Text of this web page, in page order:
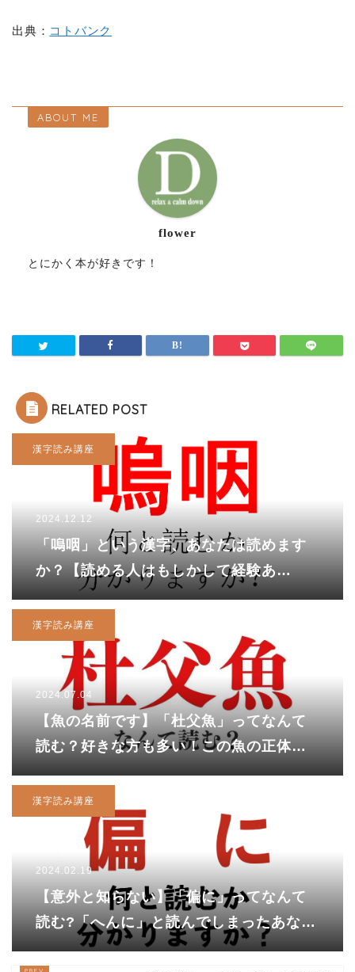
出典： コトバンク
ABOUT ME
flower
とにかく本が好きです！
RELATED POST
漢字読み講座
2024.12.12
「嗚咽」という漢字、あなたは読めます
か？【読める人はもしかして経験あ
り！？一般的には辛いときに出るもので
す！】
漢字読み講座
2024.07.04
【魚の名前です】「杜父魚」ってなんて
読む？好きな方も多い！この魚の正体
は……
漢字読み講座
2024.02.19
【意外と知らない】「偏に」ってなんて
読む?「へんに」と読んでしまったあなた
は、、